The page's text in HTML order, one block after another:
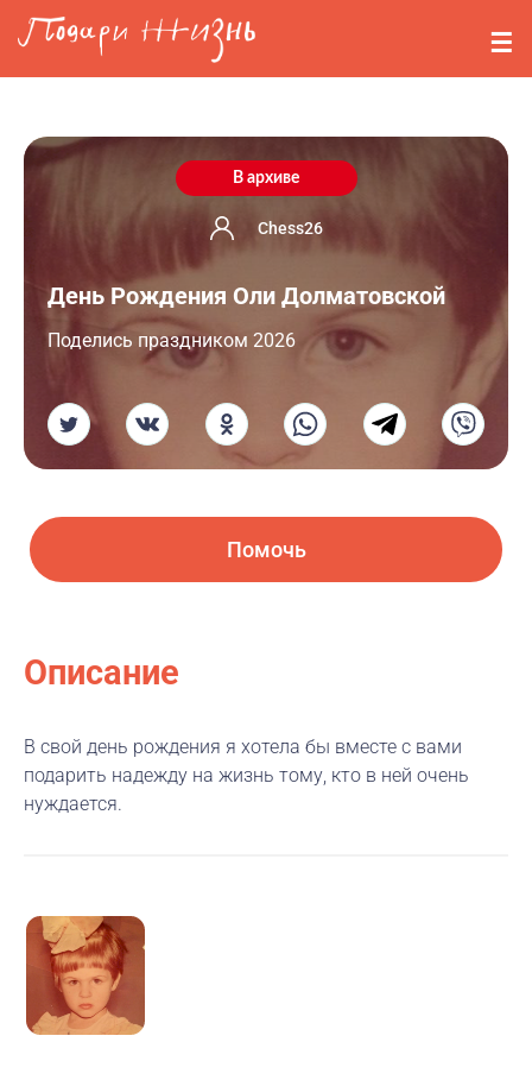
Перейти к основному содержанию
События
Вопросы
Войти
Регистрация
В архиве
Chess26
День Рождения Оли Долматовской
Поделись праздником 2026
Помочь
Описание
В свой день рождения я хотела бы вместе с вами
подарить надежду на жизнь тому, кто в ней очень
нуждается.